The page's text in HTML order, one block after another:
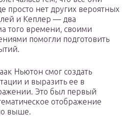
просто нет других вероятных
и Кеплер — два
того времени, своими
помогли подготовить
Ньютон смог создать
и выразить ее в
Это был первый
отображение
выше.